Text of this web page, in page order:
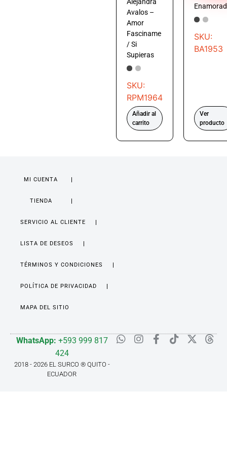
Avalos –
Amor
Fasciname
/ Si
Supieras
SKU:
RPM1964
Añadir al
carrito
SKU:
BA1953
Ver
producto
MI CUENTA
TIENDA
SERVICIO AL CLIENTE
LISTA DE DESEOS
TÉRMINOS Y CONDICIONES
POLÍTICA DE PRIVACIDAD
MAPA DEL SITIO
WhatsApp: +593 999 817
424
2018 - 2026 EL SURCO ® QUITO -
ECUADOR